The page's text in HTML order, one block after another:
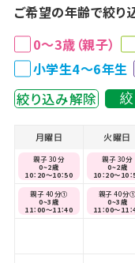
ご希望の年齢で絞り
0～3歳（親子）
小学生4～6年生
絞り込み解除
月曜日
親子 30分
0~2歳
10：20～10：50
親子 40分①
0~3歳
11：00～11：40
火曜日
親子 30分
0~2歳
10：20～10
親子 40分①
0~3歳
11：00～11